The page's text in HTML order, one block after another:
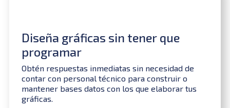
Diseña gráficas sin tener que
programar
Obtén respuestas inmediatas sin necesidad de
contar con personal técnico para construir o
mantener bases datos con los que elaborar tus
gráficas.